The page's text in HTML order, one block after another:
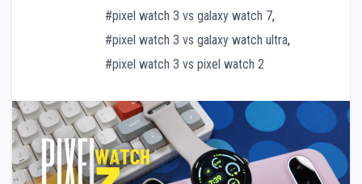
#pixel watch 3 vs galaxy watch 7,
#pixel watch 3 vs galaxy watch ultra,
#pixel watch 3 vs pixel watch 2